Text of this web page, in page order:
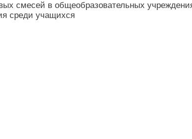
смесей в общеобразовательных
среди учащихся